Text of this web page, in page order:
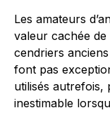
Les amateurs
valeur cachée de
cendriers
font pas
utilisés
inestimable